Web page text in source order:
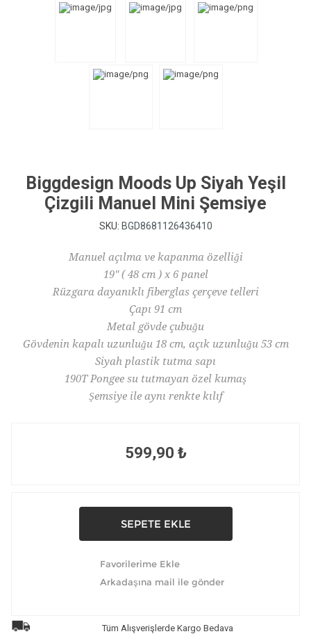
Biggdesign Moods Up Siyah Yeşil
Çizgili Manuel Mini Şemsiye
SKU: BGD8681126436410
Manuel açılma ve kapanma özelliği
19" ( 48 cm ) x 6 panel
Rüzgara dayanıklı fiberglas çerçeve telleri
Çapı 91 cm
Metal gövde çubuğu
Gövdenin kapalı uzunluğu 18 cm, açık uzunluğu 53 cm
Siyah plastik tutma sapı
190T Pongee su tutmayan özel kumaş
Şemsiye ile aynı renkte kılıf
599,90 ₺
Tüm Alışverişlerde Kargo Bedava